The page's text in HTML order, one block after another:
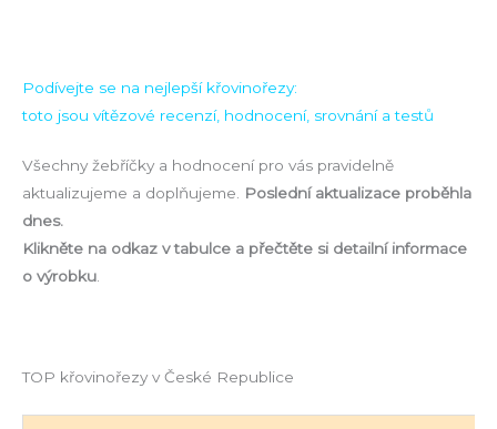
Podívejte se na nejlepší křovinořezy:
toto jsou vítězové recenzí, hodnocení, srovnání a testů
Všechny žebříčky a hodnocení pro vás pravidelně
aktualizujeme a doplňujeme. Poslední aktualizace proběhla
dnes.
Klikněte na odkaz v tabulce a přečtěte si detailní informace
o výrobku.
TOP křovinořezy v České Republice